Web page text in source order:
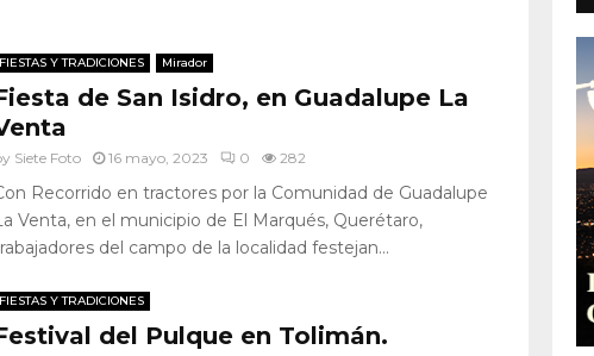
FIESTAS Y TRADICIONES Mirador
de San Isidro, en Guadalupe La
Siete Foto 16 mayo, 2023 0 282
Recorrido en tractores por la Comunidad de Guadalupe
Venta, en el municipio de El Marqués, Querétaro,
del campo de la localidad festejan...
FIESTAS Y TRADICIONES
del Pulque en Tolimán.